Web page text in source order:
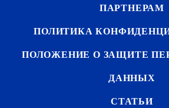
ПАРТНЕРАМ
ПОЛИТИКА
ПОЛОЖЕНИЕ О ЗАЩИТЕ
ДАННЫХ
СТАТЬИ